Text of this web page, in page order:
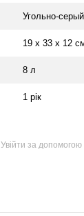
Угольно-серый
19 x 33 x 12
8 л
1 рік
Увійти за допомогою